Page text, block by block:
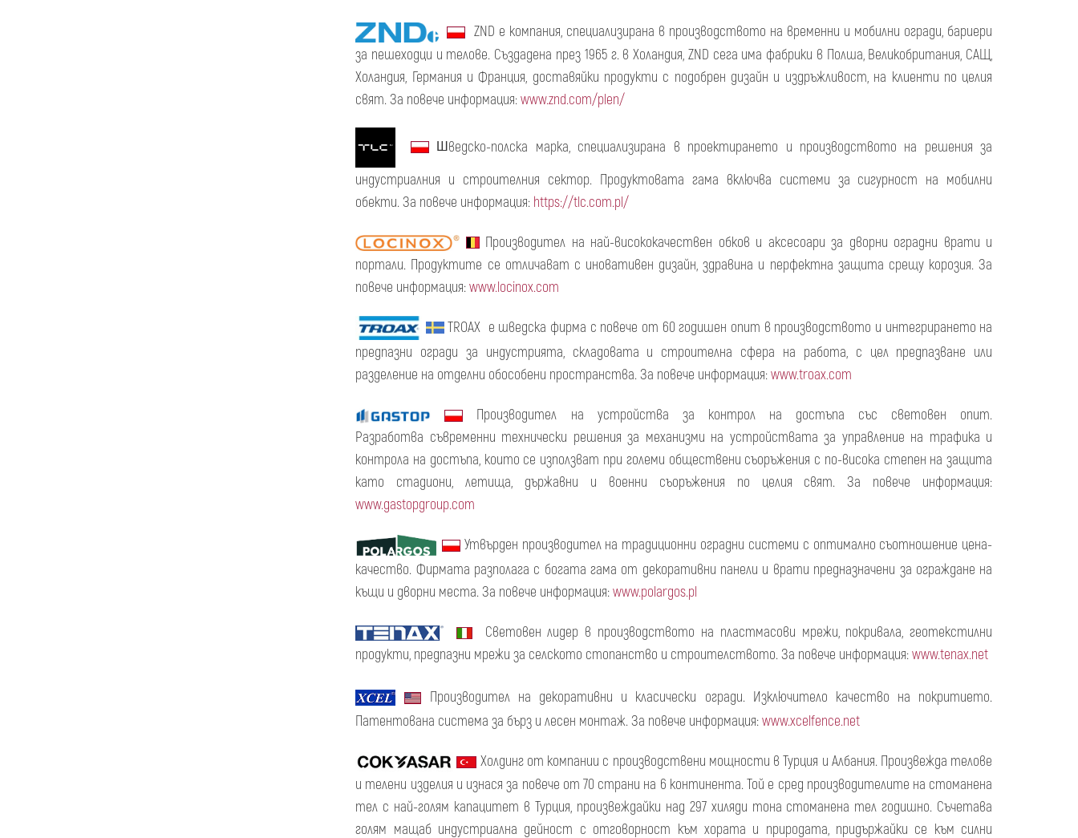
ZND е компания, специализирана в производството на временни и мобилни огради, бариери
за пешеходци и телове. Създадена през 1965 г. в Холандия, ZND сега има фабрики в Полша, Великобритания, САЩ,
Холандия, Германия и Франция, доставяйки продукти с подобрен дизайн и издръжливост, на клиенти по целия
свят. За повече информация:www.znd.com/plen/
Ш ведско-полска марка, специализирана в проектирането и производството на решения за
индустриалния и строителния сектор. Продуктовата гама включва системи за сигурност на мобилни
обекти. За повече информация: https://tlc.com.pl/
Производител на най-висококачествен обков и аксесоари за дворни оградни врати и
портали. Продуктите се отличават с иновативен дизайн, здравина и перфектна защита срещу корозия. За
повече информация:www.locinox.com
TROAX е шведска фирма с повече от 60 годишен опит в производството и интегрирането на
предпазни огради за индустрията, складовата и строителна сфера на работа, с цел предпазване или
разделение на отделни обособени пространства. За повече информация:www.troax.com
Производител на устройства за контрол на достъпа със световен опит.
Разработва съвременни технически решения за механизми на устройствата за управление на трафика и
контрола на достъпа, които се използват при големи обществени съоръжения с по-висока степен на защита
като стадиони, летища, държавни и военни съоръжения по целия свят. За повече информация:
www.gastopgroup.com
Утвърден производител на традиционни оградни системи с оптимално съотношение цена-
качество. Фирмата разполага с богата гама от декоративни панели и врати предназначени за ограждане на
къщи и дворни места. За повече информация:www.polargos.pl
Световен лидер в производството на пластмасови мрежи, покривала, геотекстилни
продукти, предпазни мрежи за селското стопанство и строителството. За повече информация:www.tenax.net
Производител на декоративни и класически огради. Изключитело качество на покритието.
Патентована система за бърз и лесен монтаж. За повече информация:www.xcelfence.net
Холдинг от компании с производствени мощности в Турция и Албания. Произвежда телове
и телени изделия и изнася за повече от 70 страни на 6 континента. Той е сред производителите на стоманена
тел с най-голям капацитет в Турция, произвеждайки над 297 хиляди тона стоманена тел годишно. Съчетава
голям мащаб индустриална дейност с отговорност към хората и природата, придържайки се към силни